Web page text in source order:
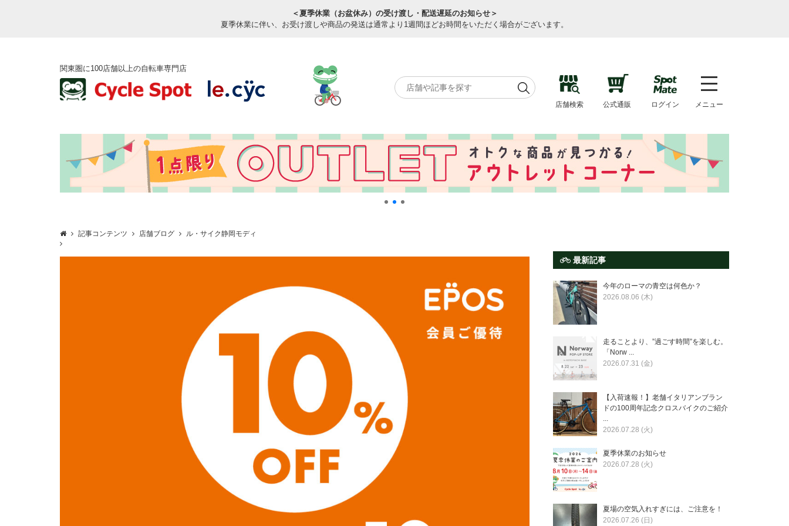
＜夏季休業（お盆休み）の受け渡し・配送遅延のお知らせ＞
夏季休業に伴い、お受け渡しや商品の発送は通常より1週間ほどお時間をいただく場合がございます。
関東圏に100店舗以上の自転車専門店
店舗検索 公式通販 ログイン メニュー
記事コンテンツ 店舗ブログ ル・サイク静岡モディ
最新記事
今年のローマの青空は何色か？
2026.08.06 (木)
走ることより、”過ごす時間”を楽しむ。
「Norw ...
2026.07.31 (金)
【入荷速報！】老舗イタリアンブラン
ドの100周年記念クロスバイクのご紹介
...
2026.07.28 (火)
夏季休業のお知らせ
2026.07.28 (火)
夏場の空気入れすぎには、ご注意を！
2026.07.26 (日)